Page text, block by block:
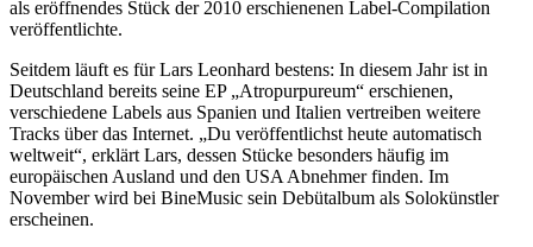
als eröffnendes Stück der 2010 erschienenen Label-Compilation
veröffentlichte.
Seitdem läuft es für Lars Leonhard bestens: In diesem Jahr ist in
Deutschland bereits seine EP „Atropurpureum“ erschienen,
verschiedene Labels aus Spanien und Italien vertreiben weitere
Tracks über das Internet. „Du veröffentlichst heute automatisch
weltweit“, erklärt Lars, dessen Stücke besonders häufig im
europäischen Ausland und den USA Abnehmer finden. Im
November wird bei BineMusic sein Debütalbum als Solokünstler
erscheinen.